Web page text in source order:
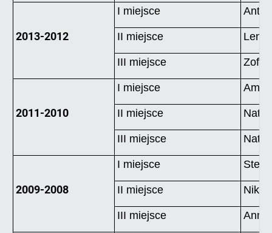
2013-2012
I miejsce
II miejsce Lena
III miejsce Zofia
2011-2010
I miejsce
II miejsce
III miejsce
2009-2008
I miejsce
II miejsce
III miejsce Anna